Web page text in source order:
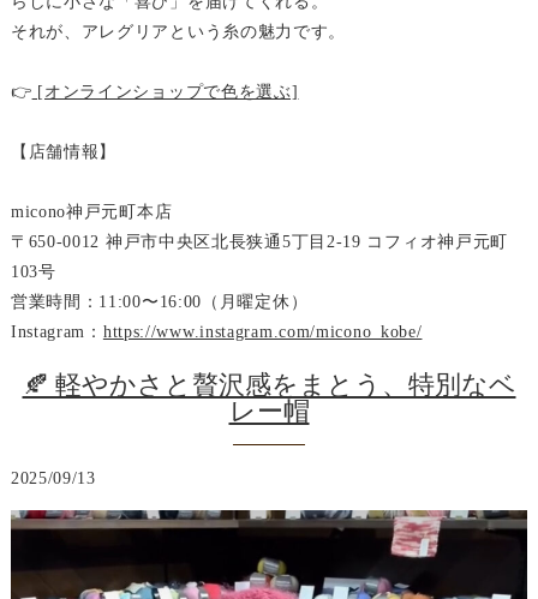
それが、アレグリアという糸の魅力です。
👉 [オンラインショップで色を選ぶ]
【店舗情報】
micono神戸元町本店
〒650-0012 神戸市中央区北長狭通5丁目2-19 コフィオ神戸元町
103号
営業時間：11:00〜16:00（月曜定休）
Instagram： https://www.instagram.com/micono_kobe/
🍂 軽やかさと贅沢感をまとう、特別なベ
レー帽
2025/09/13